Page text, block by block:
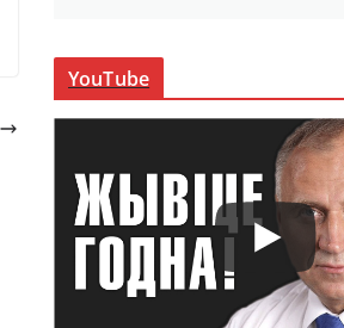
YouTube